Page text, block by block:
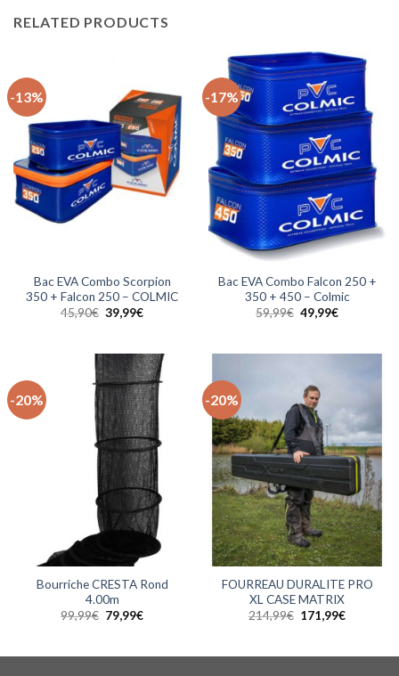
RELATED PRODUCTS
-13%
Bac EVA Combo Scorpion
350 + Falcon 250 – COLMIC
45,90€ Le
prix
45,90€.
39,99€Le
39,99€.
-17%
Bac EVA Combo Falcon 250 +
350 + 450 – Colmic
59,99€ Le
prix
59,99€.
49,99€Le
49,99€.
-20%
Bourriche CRESTA Rond
4.00m
99,99€ Le
prix
99,99€.
79,99€Le
79,99€.
-20%
FOURREAU DURALITE PRO
XL CASE MATRIX
214,99€ Le
214,99€.
171,99€Le
171,99€.